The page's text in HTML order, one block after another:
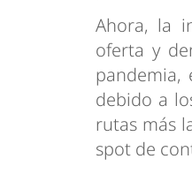
Ahora, la
oferta y
pandemia,
debido a
rutas más
spot de